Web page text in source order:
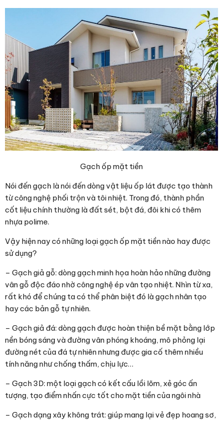
Gạch ốp mặt tiền
Nói đến gạch là nói đến dòng vật liệu ốp lát được tạo thành
từ công nghệ phối trộn và tôi nhiệt. Trong đó, thành phần
cốt liệu chính thường là đất sét, bột đá, đôi khi có thêm
nhựa polime.
Vậy hiện nay có những loại gạch ốp mặt tiền nào hay được
sử dụng?
– Gạch giả gỗ: dòng gạch minh họa hoàn hảo những đường
vân gỗ độc đáo nhờ công nghệ ép vân tạo nhiệt. Nhìn từ xa,
rất khó để chúng ta có thể phân biệt đó là gạch nhân tạo
hay các bản gỗ tự nhiên.
– Gạch giả đá: dòng gạch được hoàn thiện bề mặt bằng lớp
nền bóng sáng và đường vân phóng khoáng, mô phỏng lại
đường nét của đá tự nhiên nhưng được gia cố thêm nhiều
tính năng như chống thấm, chịu lực…
– Gạch 3D: một loại gạch có kết cấu lồi lõm, xẻ góc ấn
tượng, tạo điểm nhấn cực tốt cho mặt tiền của ngôi nhà
– Gạch dạng xây không trát: giúp mang lại vẻ đẹp hoang sơ,